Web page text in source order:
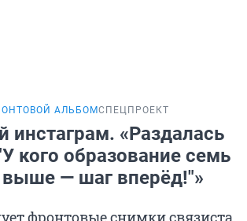
АЛЬБОМСПЕЦПРОЕКТ
инстаграм. «Раздалась
кого образование семь
выше — шаг вперёд!"»
фронтовые снимки связиста